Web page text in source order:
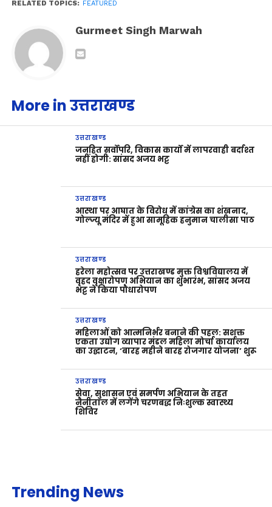
RELATED TOPICS: FEATURED
Gurmeet Singh Marwah
More in उत्तराखण्ड
उत्तराखण्ड
जनहित सर्वोपरि, विकास कार्यों में लापरवाही बर्दाश्त
नहीं होगी: सांसद अजय भट्ट
उत्तराखण्ड
आस्था पर आघात के विरोध में कांग्रेस का शंखनाद,
गोल्ज्यू मंदिर में हुआ सामूहिक हनुमान चालीसा पाठ
उत्तराखण्ड
हरेला महोत्सव पर उत्तराखण्ड मुक्त विश्वविद्यालय में
वृहद वृक्षारोपण अभियान का शुभारंभ, सांसद अजय
भट्ट ने किया पौधारोपण
उत्तराखण्ड
महिलाओं को आत्मनिर्भर बनाने की पहल: सशक्त
एकता उद्योग व्यापार मंडल महिला मोर्चा कार्यालय
का उद्घाटन, ‘बारह महीने बारह रोजगार योजना’ शुरू
उत्तराखण्ड
सेवा, सुशासन एवं समर्पण अभियान के तहत
नैनीताल में लगेंगे चरणबद्ध निःशुल्क स्वास्थ्य
शिविर
Trending News